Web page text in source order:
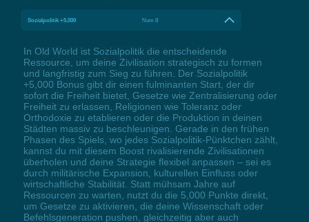
Sozialpolitik +5,000 Num 8
In Old World ist Sozialpolitik die entscheidende
Ressource, um deine Zivilisation strategisch zu formen
und langfristig zum Sieg zu führen. Der Sozialpolitik
+5,000 Bonus gibt dir einen fulminanten Start, der dir
sofort die Freiheit bietet, Gesetze wie Zentralisierung oder
Freiheit zu erlassen, Religionen wie Toleranz oder
Orthodoxie zu etablieren oder die Produktion in deinen
Städten massiv zu beschleunigen. Gerade in den frühen
Phasen des Spiels, wo jedes Sozialpolitik-Pünktchen zählt,
kannst du mit diesem Boost rivalisierende Zivilisationen
überholen und deine Strategie flexibel anpassen – sei es
durch militärische Expansion, kulturellen Einfluss oder
wirtschaftliche Stabilität. Statt mühsam Jahre auf
Ressourcen zu warten, nutzt du die 5,000 Punkte direkt,
um Gesetze zu aktivieren, die deine Wissenschaft oder
Befehlsgeneration pushen, gleichzeitig aber auch